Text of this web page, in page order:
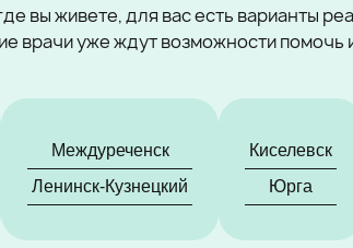
вы живете, для вас есть варианты
врачи уже ждут возможности помочь
Междуреченск
Ленинск-Кузнецкий
Киселевск
Юрга